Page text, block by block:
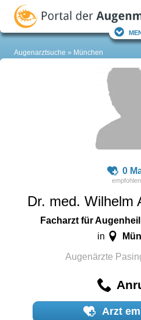
Augenarztsuche München
0
Dr. med. Wilhelm
Facharzt für
in
Augenärzte
Arzt